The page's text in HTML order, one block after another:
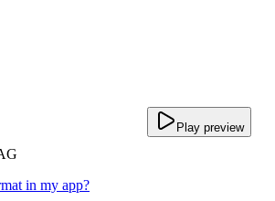
Play preview
in my app?